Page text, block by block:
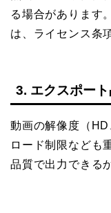
る場合があります
は、ライセンス条
3. エクスポー
動画の解像度（
ロード制限なども
品質で出力できる